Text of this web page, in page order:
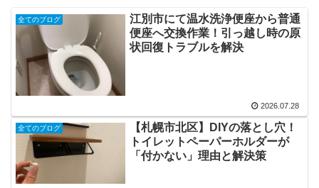
全てのブログ
江別市にて温水洗浄便座から普通
便座へ交換作業！引っ越し時の原
状回復トラブルを解決
2026.07.28
全てのブログ
【札幌市北区】DIYの落とし穴！
トイレットペーパーホルダーが
「付かない」理由と解決策